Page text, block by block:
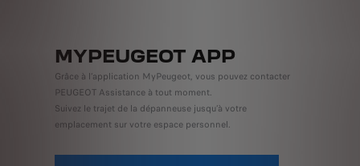
MYPEUGEOT APP
Grâce à l’application MyPeugeot, vous pouvez contacter
PEUGEOT Assistance à tout moment.
Suivez le trajet de la dépanneuse jusqu’à votre
emplacement sur votre espace personnel.